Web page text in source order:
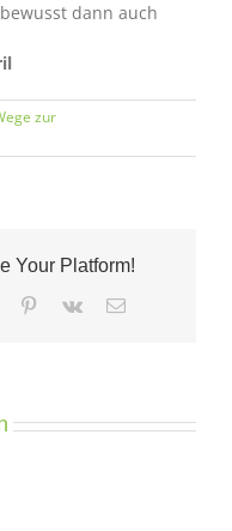
dann auch
zur
Your Platform!
Tumblr Pinterest
Vk
E-